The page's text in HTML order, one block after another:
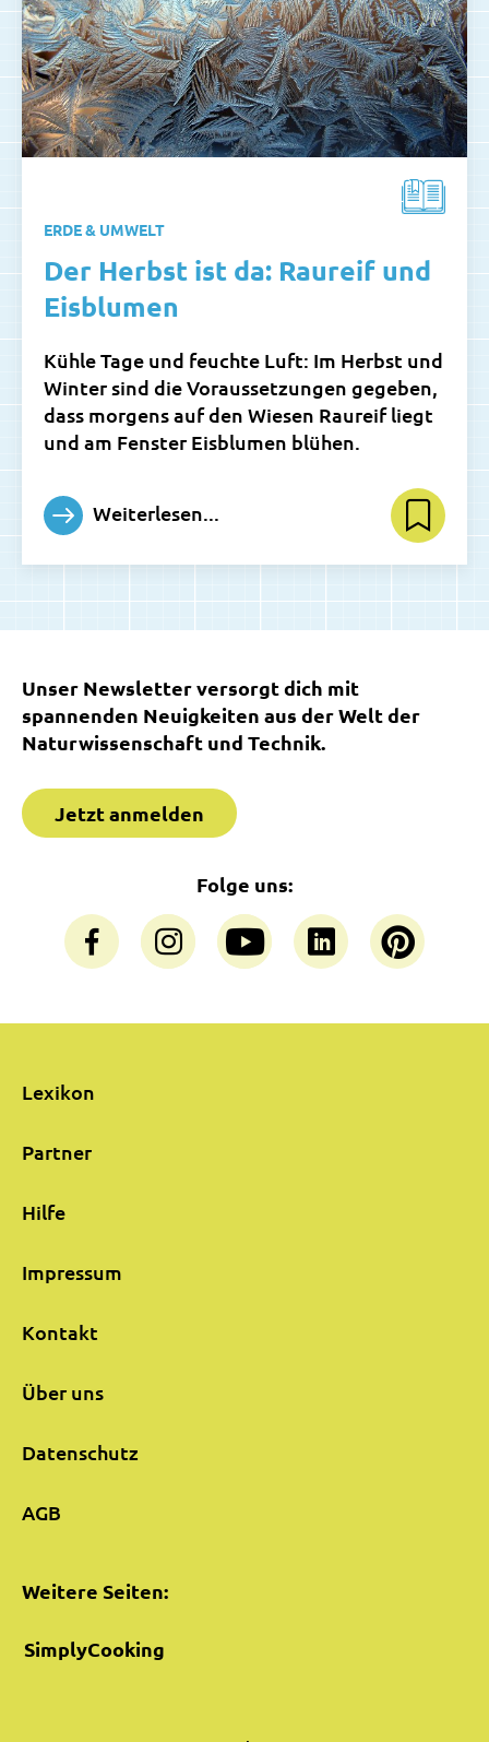
ERDE & UMWELT
Der Herbst ist da: Raureif und
Eisblumen
Kühle Tage und feuchte Luft: Im Herbst und
Winter sind die Voraussetzungen gegeben,
dass morgens auf den Wiesen Raureif liegt
und am Fenster Eisblumen blühen.
Weiterlesen...
Unser Newsletter versorgt dich mit
spannenden Neuigkeiten aus der Welt der
Naturwissenschaft und Technik.
Jetzt anmelden
Folge uns:
Lexikon
Partner
Hilfe
Impressum
Kontakt
Über uns
Datenschutz
AGB
Weitere Seiten:
SimplyCooking